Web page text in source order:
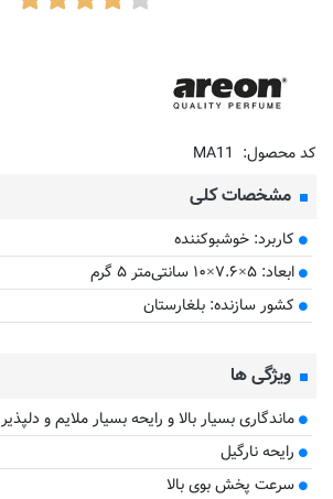
کد محصول: MA11
مشخصات کلی
کاربرد: خوشبوکننده
ابعاد: ۵×۷.۶×۱۰ سانتی‌متر ۵ گرم
کشور سازنده: بلغارستان
ویژگی ها
ماندگاری بسیار بالا و رایحه بسیار ملایم و دلپذیر
رایحه نارگیل
سرعت پخش بوی بالا